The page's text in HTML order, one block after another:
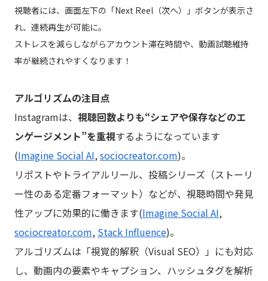
視聴者には、画面左下の「Next Reel（次へ）」ボタンが表示さ
れ、連続再生が可能に。
ストレスを減らしながらアカウント滞在時間や、動画試聴維持
率が継続されやすくなります！
アルゴリズムの注目点
Instagramは、 視聴回数よりも“シェアや保存などのエ
ンゲージメント”を重視するようになっています
(Imagine Social AI,sociocreator.com)。
リポストやトライアルリール、投稿シリーズ（ストーリ
ー性のある定番フォーマット）などが、視聴時間や発見
性アップに効果的に働きます(Imagine Social AI,
sociocreator.com, Stack Influence)。
アルゴリズムは「視覚的解釈（Visual SEO）」にも対応
し、動画内の要素やキャプション、ハッシュタグを解析